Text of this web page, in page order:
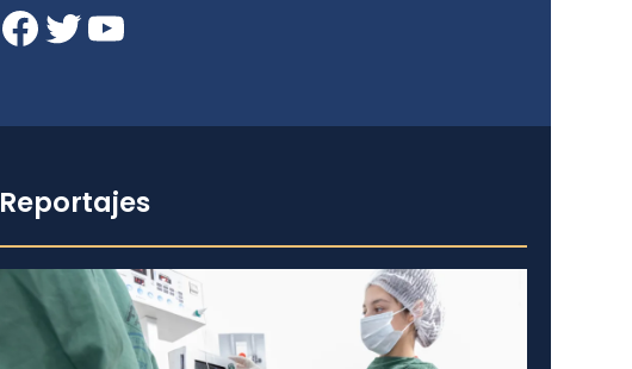
Facebook Twitter YouTube
Reportajes